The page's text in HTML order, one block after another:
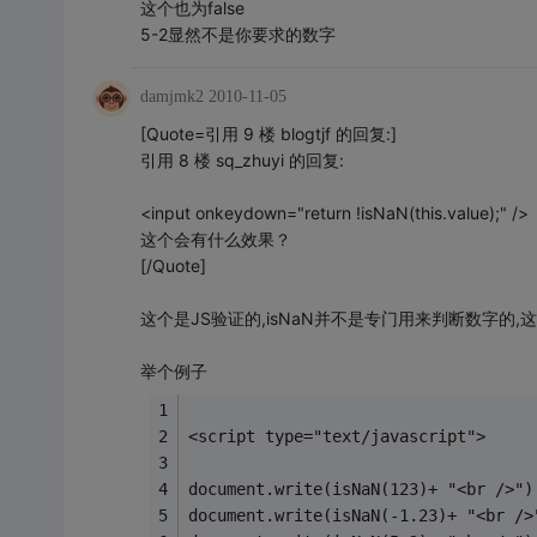
这个也为false
5-2显然不是你要求的数字
damjmk2 2010-11-05
[Quote=引用 9 楼 blogtjf 的回复:]
引用 8 楼 sq_zhuyi 的回复:
<input onkeydown="return !isNaN(this.value);" />
这个会有什么效果？
[/Quote]
这个是JS验证的,isNaN并不是专门用来判断数字的,
举个例子
<script type="text/javascript">
document.write(isNaN(123)+ "<br />")
document.write(isNaN(-1.23)+ "<br /